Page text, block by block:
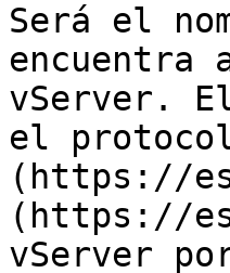
Será el
encuentra
vServer.
el
(https://
(https://
vServer